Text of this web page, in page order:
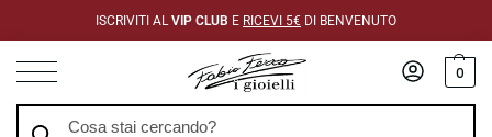
ISCRIVITI AL VIP CLUB E RICEVI 5€ DI BENVENUTO
0